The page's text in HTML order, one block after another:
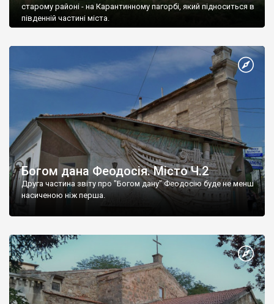
старому районі - на Карантинному пагорбі, який підноситься в
південній частині міста.
Богом дана Феодосія. Місто Ч.2
Друга частина звіту про "Богом дану" Феодосію буде не менш
насиченою ніж перша.